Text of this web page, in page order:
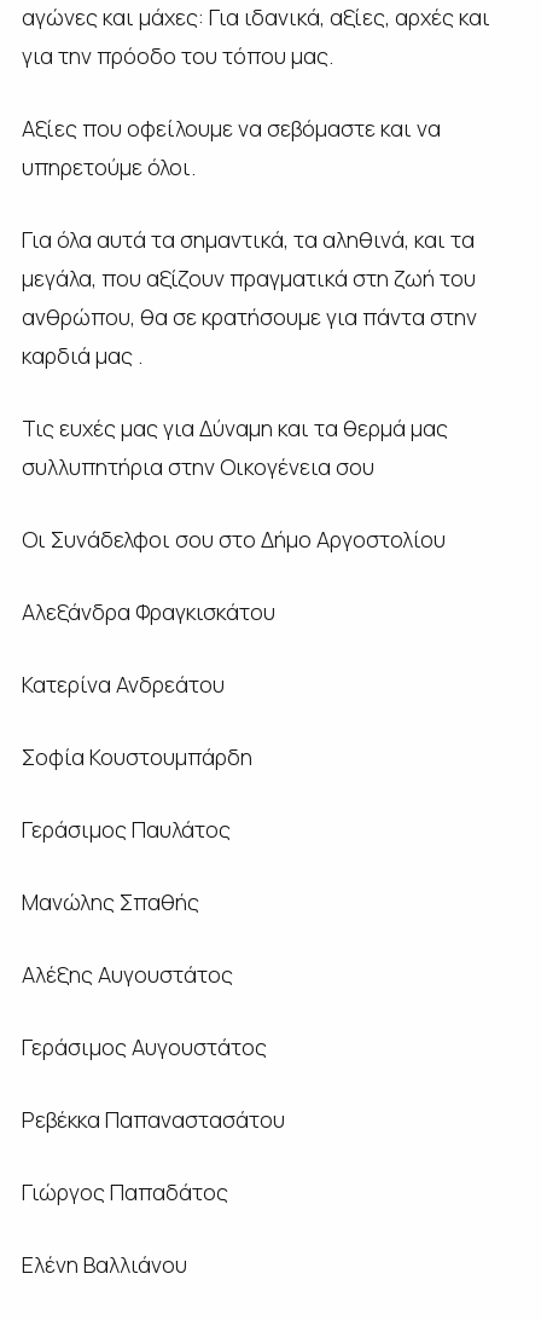
αγώνες και μάχες: Για ιδανικά, αξίες, αρχές και
για την πρόοδο του τόπου μας.
Αξίες που οφείλουμε να σεβόμαστε και να
υπηρετούμε όλοι.
Για όλα αυτά τα σημαντικά, τα αληθινά, και τα
μεγάλα, που αξίζουν πραγματικά στη ζωή του
ανθρώπου, θα σε κρατήσουμε για πάντα στην
καρδιά μας .
Τις ευχές μας για Δύναμη και τα θερμά μας
συλλυπητήρια στην Οικογένεια σου
Οι Συνάδελφοι σου στο Δήμο Αργοστολίου
Αλεξάνδρα Φραγκισκάτου
Κατερίνα Ανδρεάτου
Σοφία Κουστουμπάρδη
Γεράσιμος Παυλάτος
Μανώλης Σπαθής
Αλέξης Αυγουστάτος
Γεράσιμος Αυγουστάτος
Ρεβέκκα Παπαναστασάτου
Γιώργος Παπαδάτος
Ελένη Βαλλιάνου